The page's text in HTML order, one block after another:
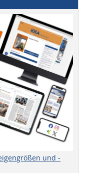
und -